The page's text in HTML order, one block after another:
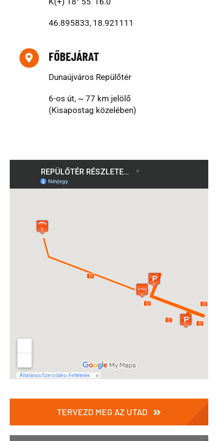
46.895833, 18.921111
FŐBEJÁRAT
Dunaújváros Repülőtér
6-os út, ~ 77 km jelölő
(Kisapostag közelében)
TERVEZD MEG AZ UTAD